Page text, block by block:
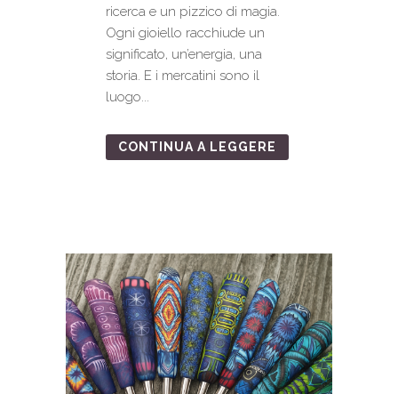
ricerca e un pizzico di magia.
Ogni gioiello racchiude un
significato, un’energia, una
storia. E i mercatini sono il
luogo...
CONTINUA A LEGGERE